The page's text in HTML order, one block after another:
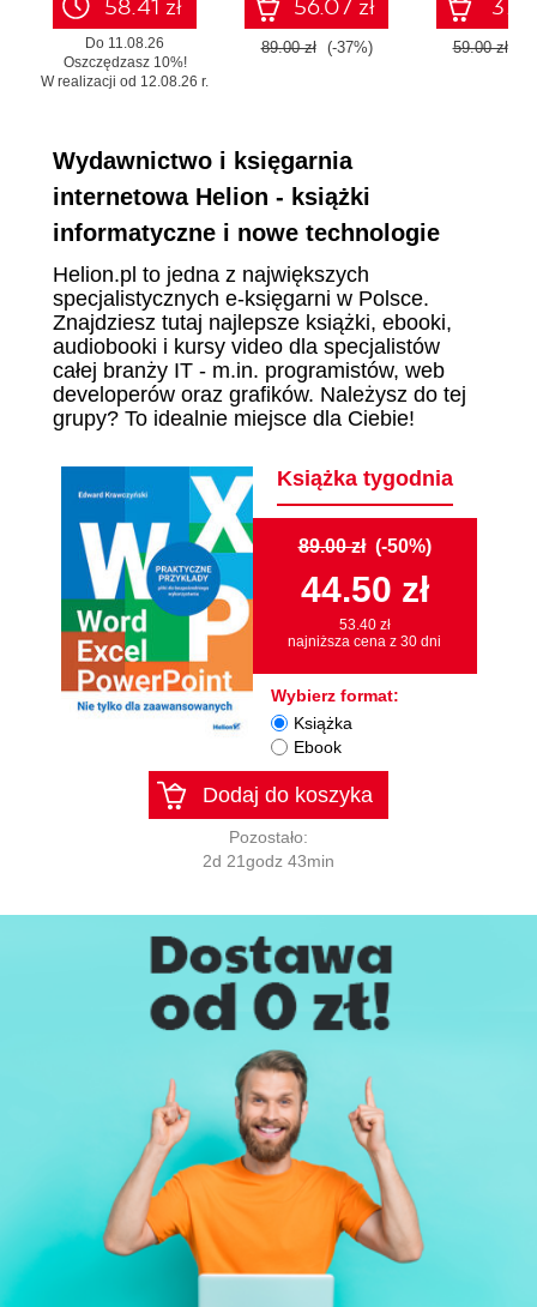
58.41 zł
Do 11.08.26
Oszczędzasz 10%!
W realizacji od 12.08.26 r.
56.07 zł
89.00 zł (-37%) 59.00 zł
Wydawnictwo i księgarnia
internetowa Helion - książki
informatyczne i nowe technologie
Helion.pl to jedna z największych
specjalistycznych e-księgarni w Polsce.
Znajdziesz tutaj najlepsze książki, ebooki,
audiobooki i kursy video dla specjalistów
całej branży IT - m.in. programistów, web
developerów oraz grafików. Należysz do tej
grupy? To idealnie miejsce dla Ciebie!
Książka tygodnia
89.00 zł (-50%)
44.50 zł
53.40 zł
najniższa cena z 30 dni
Wybierz format:
Książka
Ebook
Dodaj do koszyka
Pozostało:
2d 21godz 43min